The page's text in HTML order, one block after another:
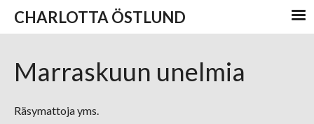
CHARLOTTA ÖSTLUND
Marraskuun unelmia
Räsymattoja yms.